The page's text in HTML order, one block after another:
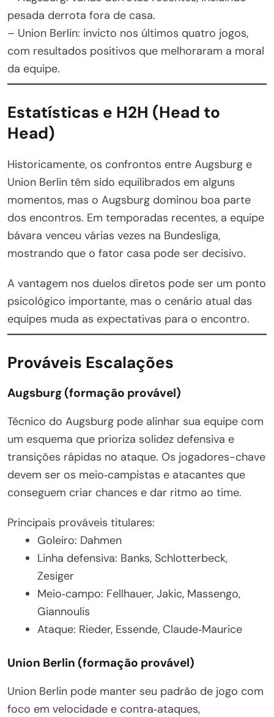
pesada derrota fora de casa.
– Union Berlin: invicto nos últimos quatro jogos,
com resultados positivos que melhoraram a moral
da equipe.
Estatísticas e H2H (Head to
Head)
Historicamente, os confrontos entre Augsburg e
Union Berlin têm sido equilibrados em alguns
momentos, mas o Augsburg dominou boa parte
dos encontros. Em temporadas recentes, a equipe
bávara venceu várias vezes na Bundesliga,
mostrando que o fator casa pode ser decisivo.
A vantagem nos duelos diretos pode ser um ponto
psicológico importante, mas o cenário atual das
equipes muda as expectativas para o encontro.
Prováveis Escalações
Augsburg (formação provável)
Técnico do Augsburg pode alinhar sua equipe com
um esquema que prioriza solidez defensiva e
transições rápidas no ataque. Os jogadores-chave
devem ser os meio‑campistas e atacantes que
conseguem criar chances e dar ritmo ao time.
Principais prováveis titulares:
Goleiro: Dahmen
Linha defensiva: Banks, Schlotterbeck,
Zesiger
Meio‑campo: Fellhauer, Jakic, Massengo,
Giannoulis
Ataque: Rieder, Essende, Claude‑Maurice
Union Berlin (formação provável)
Union Berlin pode manter seu padrão de jogo com
foco em velocidade e contra‑ataques,